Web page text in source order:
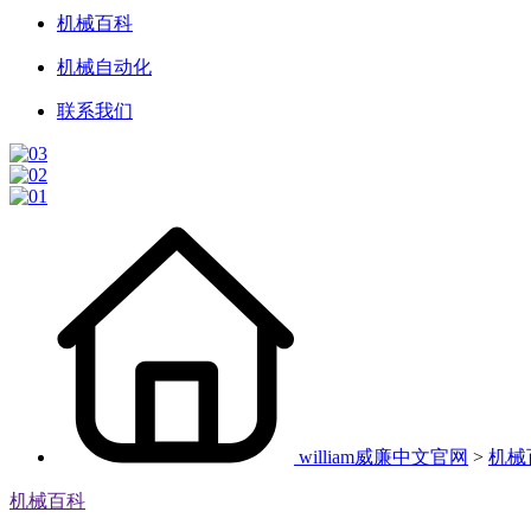
机械百科
机械自动化
联系我们
william威廉中文官网 > 机械
机械百科